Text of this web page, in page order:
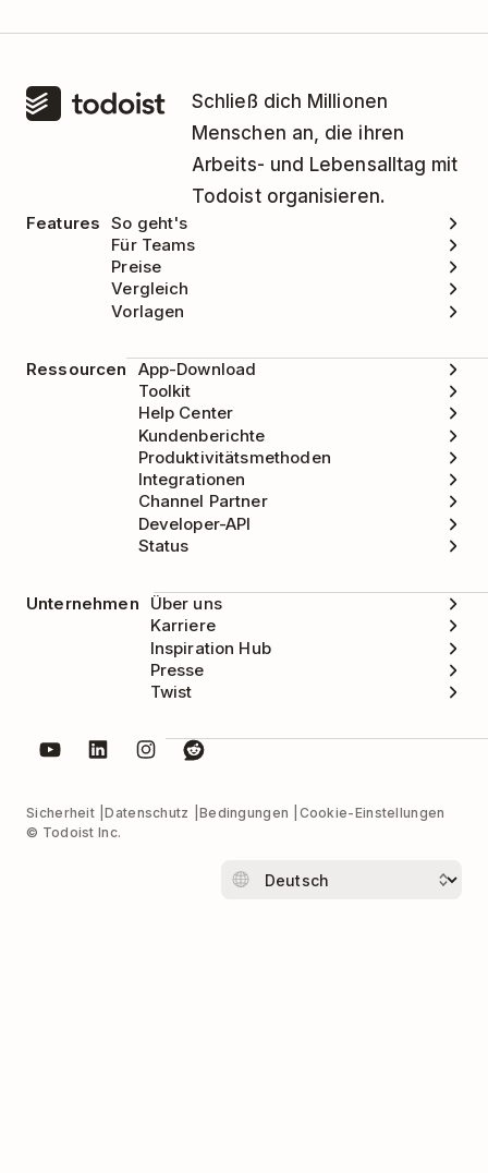
Schließ dich Millionen
Menschen an, die ihren
Arbeits- und Lebensalltag mit
Todoist organisieren.
Features So geht's
Für Teams
Preise
Vergleich
Vorlagen
Ressourcen
App-Download
Toolkit
Help Center
Kundenberichte
Produktivitätsmethoden
Integrationen
Channel Partner
Developer-API
Status
Unternehmen
Über uns
Karriere
Inspiration Hub
Presse
Twist
Sicherheit Datenschutz Bedingungen
Cookie-Einstellungen
© Todoist Inc.